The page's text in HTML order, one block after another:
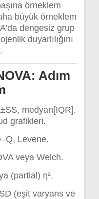
örneklem
büyük örneklem
dengesiz grup
duyarlılığını
Adım
medyan[IQR],
grafikleri.
Levene.
veya Welch.
(partial) η².
(eşit varyans ve